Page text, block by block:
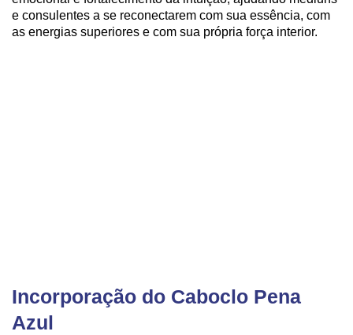
e consulentes a se reconectarem com sua essência, com
as energias superiores e com sua própria força interior.
Incorporação do Caboclo Pena
Azul